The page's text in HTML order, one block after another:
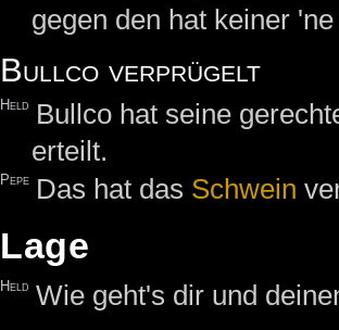
gegen den hat keiner
Bullco verprügelt
Held
Bullco hat seine
erteilt.
Pepe Das hat das Schwein
Lage
Held Wie geht's dir und